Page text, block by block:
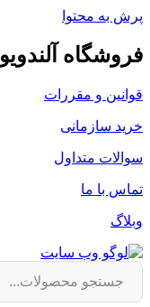
پرش به محتوا
فروشگاه
قوانین و مقررات
خرید سازمانی
سوالات متداول
تماس با ما
وبلاگ